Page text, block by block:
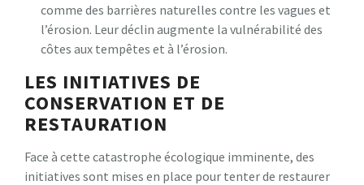
comme des barrières naturelles contre les vagues et
l’érosion. Leur déclin augmente la vulnérabilité des
côtes aux tempêtes et à l’érosion.
LES INITIATIVES DE
CONSERVATION ET DE
RESTAURATION
Face à cette catastrophe écologique imminente, des
initiatives sont mises en place pour tenter de restaurer